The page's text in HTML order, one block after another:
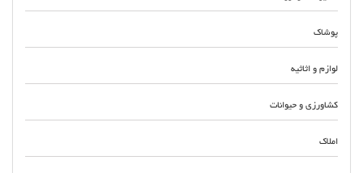
پوشاک
لوازم و اثاثیه
کشاورزی و حیوانات
املاک